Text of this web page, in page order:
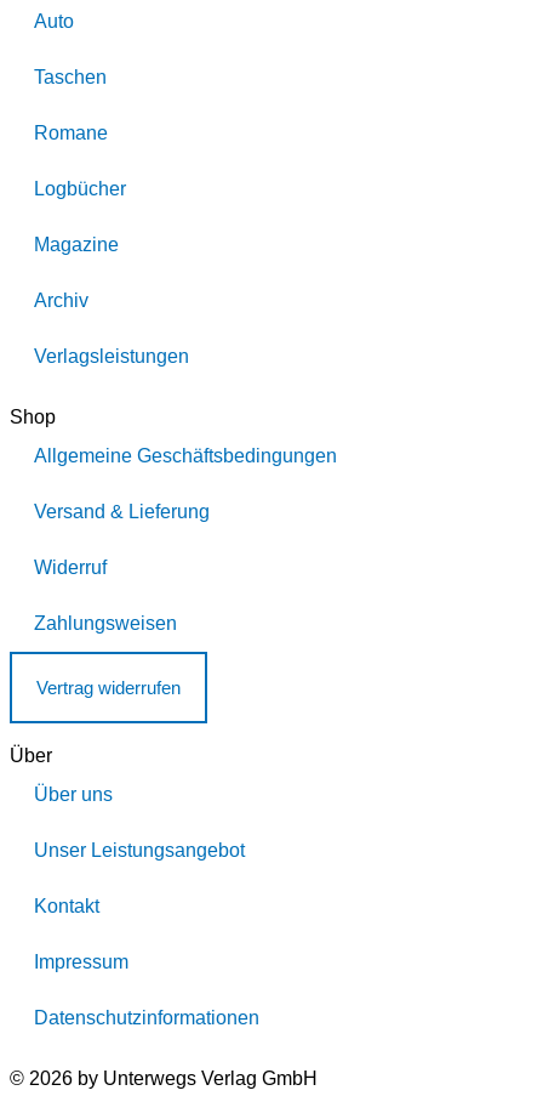
Auto
Taschen
Romane
Logbücher
Magazine
Archiv
Verlagsleistungen
Shop
Allgemeine Geschäftsbedingungen
Versand & Lieferung
Widerruf
Zahlungsweisen
Vertrag widerrufen
Über
Über uns
Unser Leistungsangebot
Kontakt
Impressum
Datenschutzinformationen
© 2026 by Unterwegs Verlag GmbH